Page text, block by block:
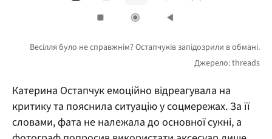
Катерина Остапчук емоційно відреагувала на
критику та пояснила ситуацію у соцмережах. За її
словами, фата не належала до основної сукні, а